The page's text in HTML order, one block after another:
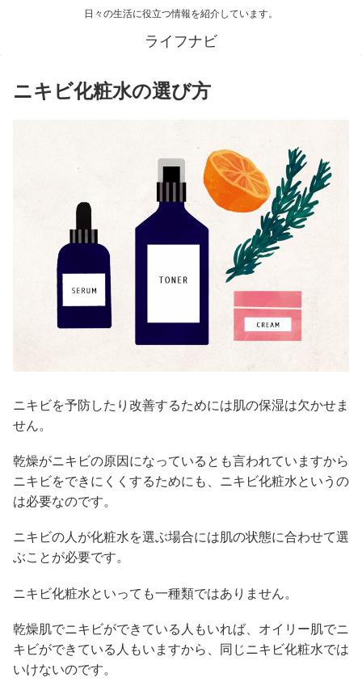
日々の生活に役立つ情報を紹介しています。
ライフナビ
ニキビ化粧水の選び方
ニキビを予防したり改善するためには肌の保湿は欠かせま
せん。
乾燥がニキビの原因になっているとも言われていますから
ニキビをできにくくするためにも、ニキビ化粧水というの
は必要なのです。
ニキビの人が化粧水を選ぶ場合には肌の状態に合わせて選
ぶことが必要です。
ニキビ化粧水といっても一種類ではありません。
乾燥肌でニキビができている人もいれば、オイリー肌でニ
キビができている人もいますから、同じニキビ化粧水では
いけないのです。